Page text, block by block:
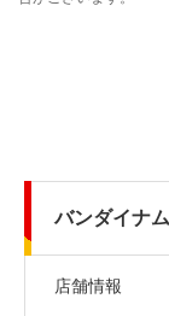
バンダイナ
店舗情報